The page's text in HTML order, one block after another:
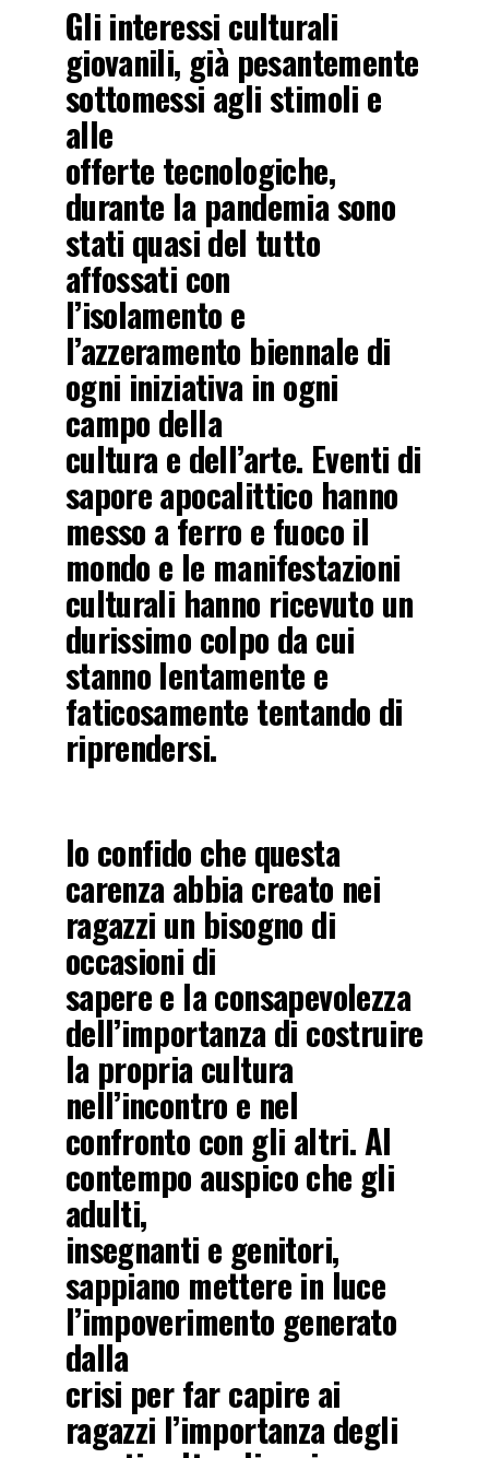
Gli interessi culturali
giovanili, già pesantemente
sottomessi agli stimoli e
alle
offerte tecnologiche,
durante la pandemia sono
stati quasi del tutto
affossati con
l’isolamento e
l’azzeramento biennale di
ogni iniziativa in ogni
campo della
cultura e dell’arte. Eventi di
sapore apocalittico hanno
messo a ferro e fuoco il
mondo e le manifestazioni
culturali hanno ricevuto un
durissimo colpo da cui
stanno lentamente e
faticosamente tentando di
riprendersi.
Io confido che questa
carenza abbia creato nei
ragazzi un bisogno di
occasioni di
sapere e la consapevolezza
dell’importanza di costruire
la propria cultura
nell’incontro e nel
confronto con gli altri. Al
contempo auspico che gli
adulti,
insegnanti e genitori,
sappiano mettere in luce
l’impoverimento generato
dalla
crisi per far capire ai
ragazzi l’importanza degli